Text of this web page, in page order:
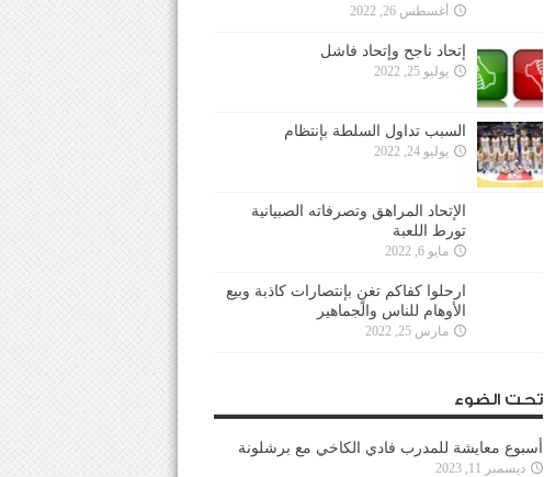
أغسطس 26, 2022
إتحاد ناجح وإتحاد فاشل
يوليو 25, 2022
السبب تداول السلطة بإنتظام
يوليو 24, 2022
الإتحاد المراهق وتصرفاته الصبيانية
تورط اللعبة
مايو 6, 2022
ارحلوا كفاكم تغنٍ بإنتصارات كاذبة وبيع
الأوهام للناس والجماهير
مارس 25, 2022
تحت الضوء
أسبوع معايشة للمدرب فادي الكاخي مع برشلونة
ديسمبر 11, 2023